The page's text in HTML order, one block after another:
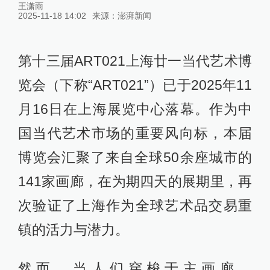
王潇雨
2025-11-18 14:02
来源： 澎湃新闻
第十三届ART021上海廿一当代艺术博
览会（下称“ART021”）已于2025年11
月16日在上海展览中心落幕。作为中
国当代艺术市场的重要风向标，本届
博览会汇聚了来自全球50余座城市的
141家画廊，在为期四天的展期里，再
次验证了上海作为全球艺术品交易重
镇的活力与潜力。